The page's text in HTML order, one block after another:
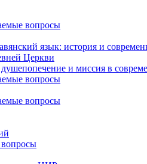
вопросы
язык: история и
Церкви
и миссия в
вопросы
вопросы
вопросы